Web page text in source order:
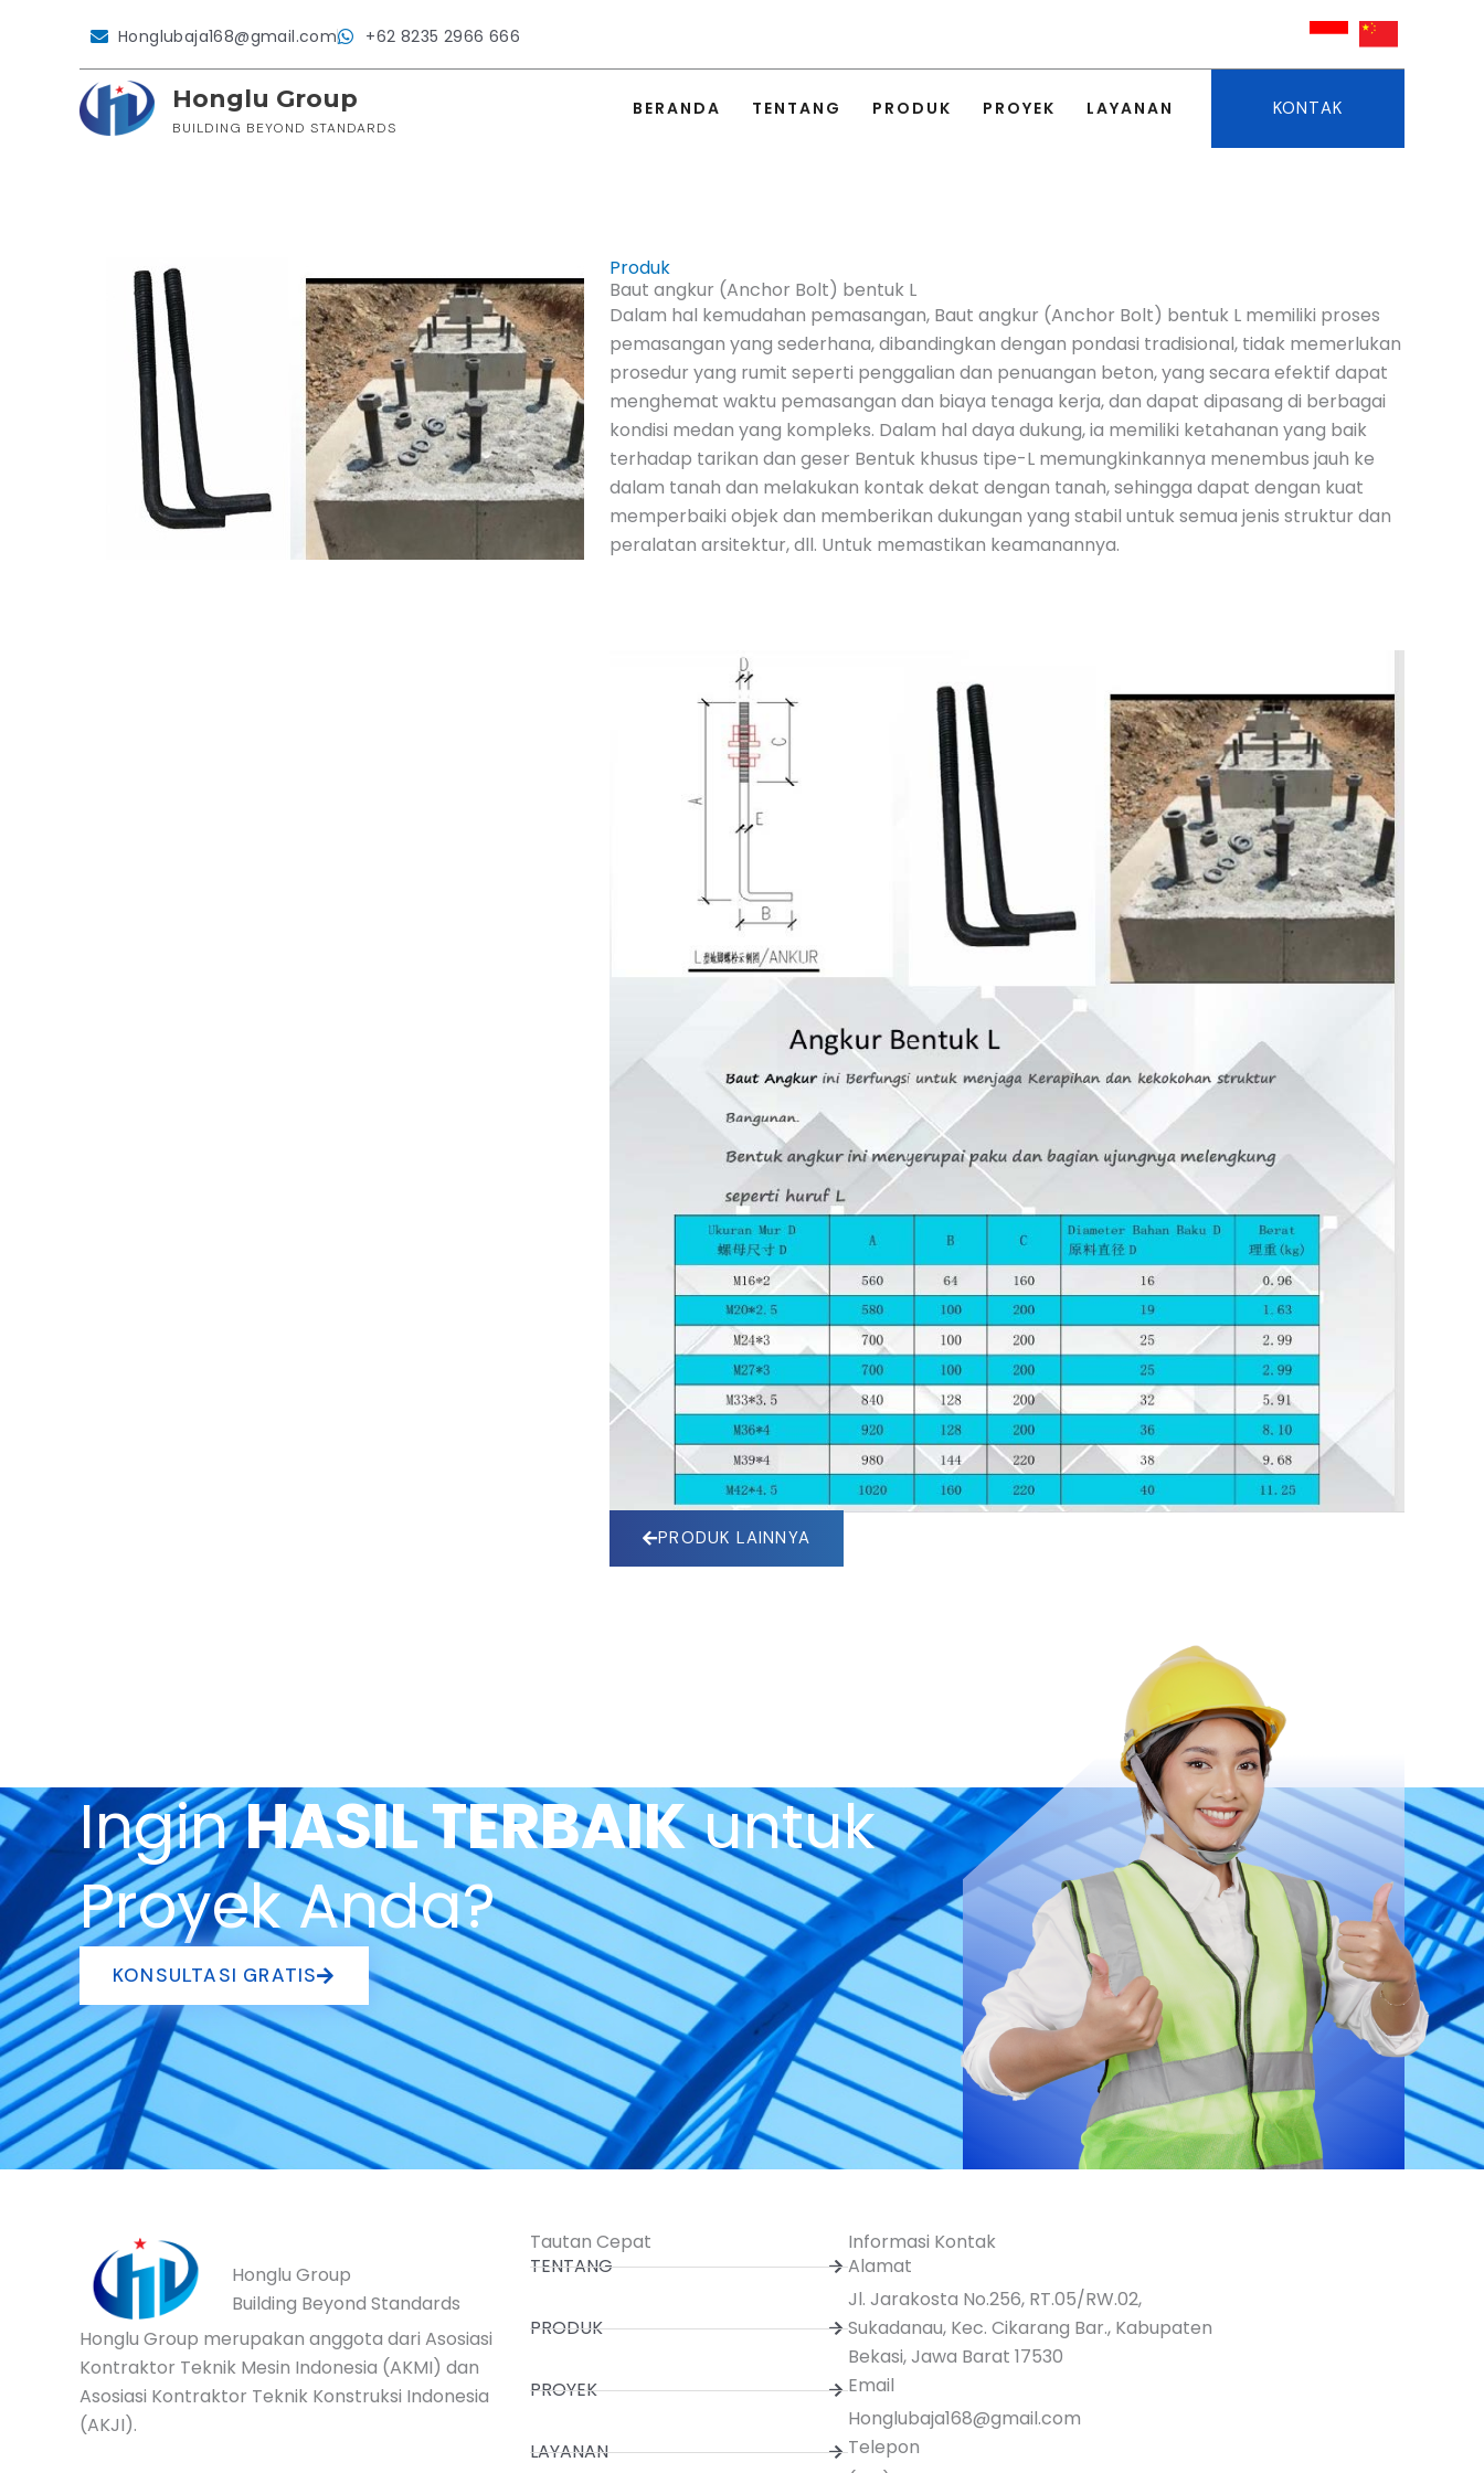
Honglubaja168@gmail.com +62 8235 2966 666
Honglu Group
BUILDING BEYOND STANDARDS
BERANDA TENTANG PRODUK PROYEK LAYANAN KONTAK
Produk
Baut angkur (Anchor Bolt) bentuk L
Dalam hal kemudahan pemasangan, Baut angkur (Anchor Bolt) bentuk L memiliki proses
pemasangan yang sederhana, dibandingkan dengan pondasi tradisional, tidak memerlukan
prosedur yang rumit seperti penggalian dan penuangan beton, yang secara efektif dapat
menghemat waktu pemasangan dan biaya tenaga kerja, dan dapat dipasang di berbagai
kondisi medan yang kompleks. Dalam hal daya dukung, ia memiliki ketahanan yang baik
terhadap tarikan dan geser Bentuk khusus tipe-L memungkinkannya menembus jauh ke
dalam tanah dan melakukan kontak dekat dengan tanah, sehingga dapat dengan kuat
memperbaiki objek dan memberikan dukungan yang stabil untuk semua jenis struktur dan
peralatan arsitektur, dll. Untuk memastikan keamanannya.
PRODUK LAINNYA
InginHASIL TERBAIKuntuk
Proyek Anda?
KONSULTASI GRATIS
Honglu Group
Building Beyond Standards
Honglu Group merupakan anggota dari Asosiasi
Kontraktor Teknik Mesin Indonesia (AKMI) dan
Asosiasi Kontraktor Teknik Konstruksi Indonesia
(AKJI).
Tautan Cepat
TENTANG
PRODUK
PROYEK
LAYANAN
Informasi Kontak
Alamat
Jl. Jarakosta No.256, RT.05/RW.02,
Sukadanau, Kec. Cikarang Bar., Kabupaten
Bekasi, Jawa Barat 17530
Email
Honglubaja168@gmail.com
Telepon